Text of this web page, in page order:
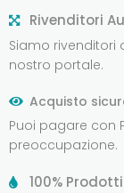
Rivenditori
Siamo rivenditori
nostro portale.
Acquisto
Puoi pagare con
preoccupazione.
100%